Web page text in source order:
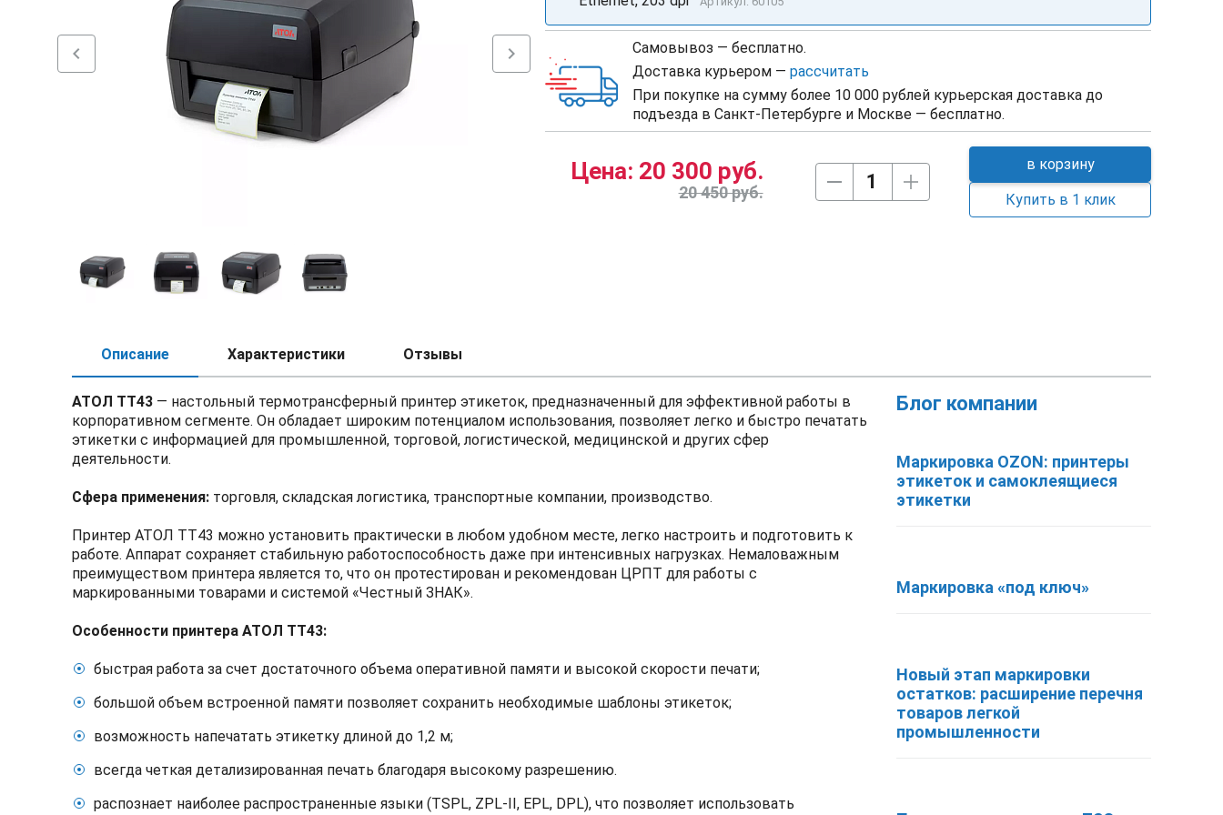
chevron_left chevron_right
Самовывоз — бесплатно.
Доставка курьером — рассчитать
При покупке на сумму более 10 000 рублей курьерская доставка до
подъезда в Санкт-Петербурге и Москве — бесплатно.
Цена:
20 450 руб.
20 300 руб. в корзину
Купить в 1 клик
Описание Характеристики Отзывы
АТОЛ ТТ43 — настольный термотрансферный принтер этикеток, предназначенный для эффективной работы в
корпоративном сегменте. Он обладает широким потенциалом использования, позволяет легко и быстро печатать
этикетки с информацией для промышленной, торговой, логистической, медицинской и других сфер
деятельности.
Сфера применения: торговля, складская логистика, транспортные компании, производство.
Принтер АТОЛ ТТ43 можно установить практически в любом удобном месте, легко настроить и подготовить к
работе. Аппарат сохраняет стабильную работоспособность даже при интенсивных нагрузках. Немаловажным
преимуществом принтера является то, что он протестирован и рекомендован ЦРПТ для работы с
маркированными товарами и системой «Честный ЗНАК».
Особенности принтера АТОЛ ТТ43:
быстрая работа за счет достаточного объема оперативной памяти и высокой скорости печати;
большой объем встроенной памяти позволяет сохранить необходимые шаблоны этикеток;
возможность напечатать этикетку длиной до 1,2 м;
всегда четкая детализированная печать благодаря высокому разрешению.
распознает наиболее распространенные языки (TSPL, ZPL-II, EPL, DPL), что позволяет использовать
Блог компании
Маркировка OZON: принтеры
этикеток и самоклеящиеся
этикетки
Маркировка «под ключ»
Новый этап маркировки
остатков: расширение перечня
товаров легкой
промышленности